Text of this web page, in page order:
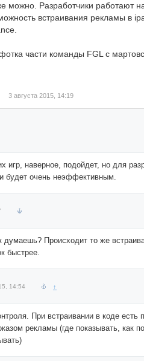
можно. Разработчики работают
встраивания рекламы в
части команды FGL с
3 августа 2015, 14:19
игр, наверное, подойдет, но для
будет очень неэффективным.
думаешь? Происходит то же
быстрее.
14:54 ↑
При встраивании в коде есть
рекламы (где показывать, как